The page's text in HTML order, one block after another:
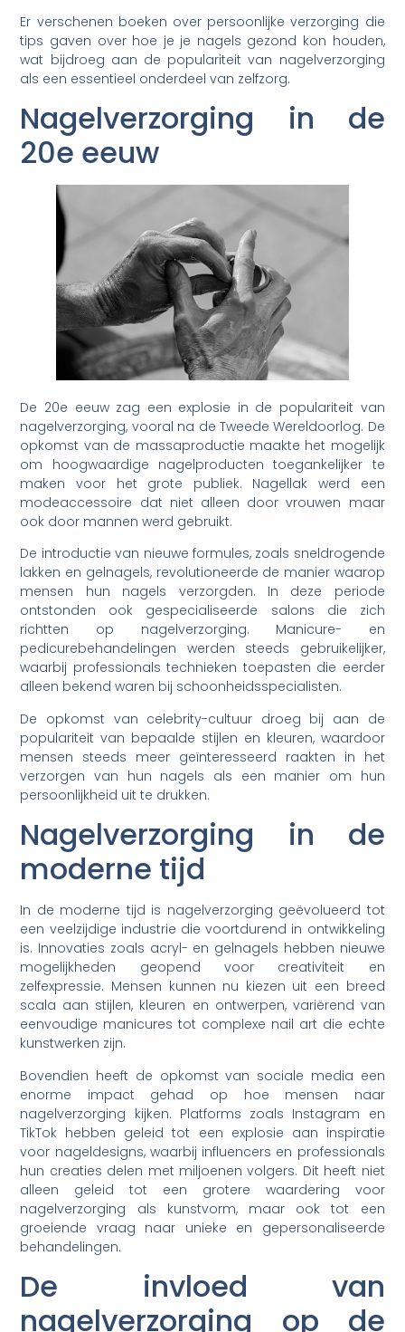
Er verschenen boeken over persoonlijke verzorging die
tips gaven over hoe je je nagels gezond kon houden,
wat bijdroeg aan de populariteit van nagelverzorging
als een essentieel onderdeel van zelfzorg.
Nagelverzorging in de
20e eeuw
De 20e eeuw zag een explosie in de populariteit van
nagelverzorging, vooral na de Tweede Wereldoorlog. De
opkomst van de massaproductie maakte het mogelijk
om hoogwaardige nagelproducten toegankelijker te
maken voor het grote publiek. Nagellak werd een
modeaccessoire dat niet alleen door vrouwen maar
ook door mannen werd gebruikt.
De introductie van nieuwe formules, zoals sneldrogende
lakken en gelnagels, revolutioneerde de manier waarop
mensen hun nagels verzorgden. In deze periode
ontstonden ook gespecialiseerde salons die zich
richtten op nagelverzorging. Manicure- en
pedicurebehandelingen werden steeds gebruikelijker,
waarbij professionals technieken toepasten die eerder
alleen bekend waren bij schoonheidsspecialisten.
De opkomst van celebrity-cultuur droeg bij aan de
populariteit van bepaalde stijlen en kleuren, waardoor
mensen steeds meer geïnteresseerd raakten in het
verzorgen van hun nagels als een manier om hun
persoonlijkheid uit te drukken.
Nagelverzorging in de
moderne tijd
In de moderne tijd is nagelverzorging geëvolueerd tot
een veelzijdige industrie die voortdurend in ontwikkeling
is. Innovaties zoals acryl- en gelnagels hebben nieuwe
mogelijkheden geopend voor creativiteit en
zelfexpressie. Mensen kunnen nu kiezen uit een breed
scala aan stijlen, kleuren en ontwerpen, variërend van
eenvoudige manicures tot complexe nail art die echte
kunstwerken zijn.
Bovendien heeft de opkomst van sociale media een
enorme impact gehad op hoe mensen naar
nagelverzorging kijken. Platforms zoals Instagram en
TikTok hebben geleid tot een explosie aan inspiratie
voor nageldesigns, waarbij influencers en professionals
hun creaties delen met miljoenen volgers. Dit heeft niet
alleen geleid tot een grotere waardering voor
nagelverzorging als kunstvorm, maar ook tot een
groeiende vraag naar unieke en gepersonaliseerde
behandelingen.
De invloed van
nagelverzorging op de